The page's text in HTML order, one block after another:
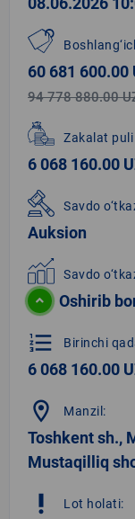
60 681 600.00
94 778 880.00
Zakalat
6 068 160.00
Savdo
Auksion
Savdo
Oshirib
format_list_numbered Birinchi
6 068 160.00
location_on Manzil:
Toshkent sh.,
Mustaqilliq
priority_high Lot holati: